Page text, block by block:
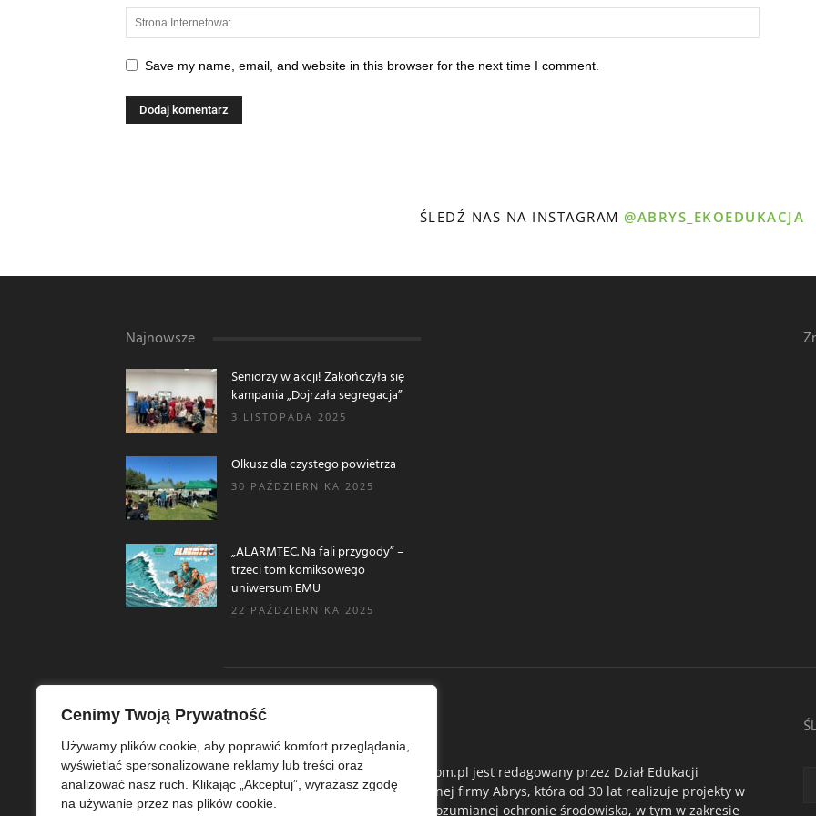
Cenimy Twoją Prywatność
Używamy plików cookie, aby poprawić komfort przeglądania,
wyświetlać spersonalizowane reklamy lub treści oraz
analizować nasz ruch. Klikając „Akceptuj”, wyrażasz zgodę
na używanie przez nas plików cookie.
Save my name, email, and website in this browser for the next time I comment.
ŚLEDŹ NAS NA INSTAGRAM@ABRYS_EKOEDUKACJA
Najnowsze
Seniorzy w akcji! Zakończyła się
kampania „Dojrzała segregacja”
3 LISTOPADA 2025
Olkusz dla czystego powietrza
30 PAŹDZIERNIKA 2025
„ALARMTEC. Na fali przygody” –
trzeci tom komiksowego
uniwersum EMU
22 PAŹDZIERNIKA 2025
Ekoedu.com.pl jest redagowany przez Dział Edukacji
Ekologicznej firmy Abrys, która od 30 lat realizuje projekty w
szeroko rozumianej ochronie środowiska, w tym w zakresie